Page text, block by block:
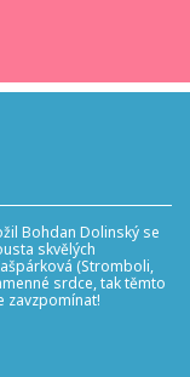
Bohdan Dolinský se
skvělých
(Stromboli,
srdce, tak těmto
zavzpomínat!